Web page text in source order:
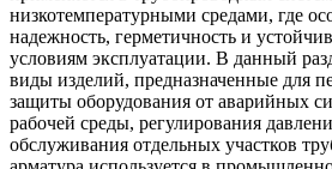
низкотемпературными средами, где
надежность, герметичность и
условиям эксплуатации. В данный
виды изделий, предназначенные для
защиты оборудования от аварийных
рабочей среды, регулирования
обслуживания отдельных участков